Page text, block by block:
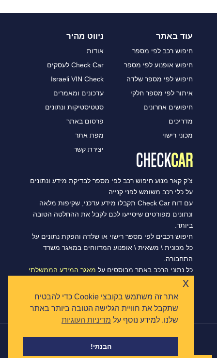
עוד באתר
חיפוש רכב לפי מספר
חיפוש אופנוע לפי מספר
חיפוש לפי מספר שלדה
איתור לפי מספר חלקי
חיפושים אחרונים
מדריכים
מכוני רישוי
ניווט מהיר
אודות
Check Car לעסקים
Israeli VIN Check
עדכונים ומאמרים
סטטיסטיקות ונתונים
פרסום באתר
מפת אתר
יצירת קשר
צ'ק קאר מנוע חיפוש רכב לפי מספר לבדיקת מידע ונתונים
על כלי רכב משומש לפני קנייה.
עם דוח Check Car תקבלו מידע עדכני, שקיפות מלאה
ונתונים מפורטים שיסייעו לכם לקבל את ההחלטה הטובה
ביותר.
חיפוש רכבים לפי מספר רישוי או שלדה והפקת נתונים על
כל מכונית \ משאית \ אופנוע המדווחים במאגר משרד
התחבורה.
כל נתוני הרכב באתר מבוססים על מאגר המידע הממשלתי
הפתוח של משרד התחבורה, ומסתנכרנים מדי יום.
אתר זה משתמש בקובצי Cookie כדי להבטיח
שתקבל את חוויית הגלישה הטובה ביותר באתר
שלנו. למידע נוסף על מדיניות העוגיות
הבנתי!
x